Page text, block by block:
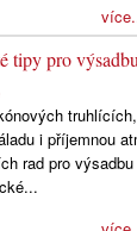
tipy pro
i příjemnou
rad pro